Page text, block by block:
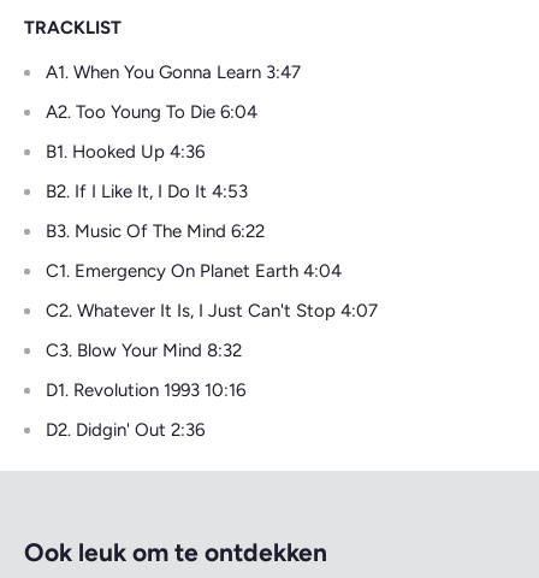
TRACKLIST
A1. When You Gonna Learn 3:47
A2. Too Young To Die 6:04
B1. Hooked Up 4:36
B2. If I Like It, I Do It 4:53
B3. Music Of The Mind 6:22
C1. Emergency On Planet Earth 4:04
C2. Whatever It Is, I Just Can't Stop 4:07
C3. Blow Your Mind 8:32
D1. Revolution 1993 10:16
D2. Didgin' Out 2:36
Ook leuk om te ontdekken